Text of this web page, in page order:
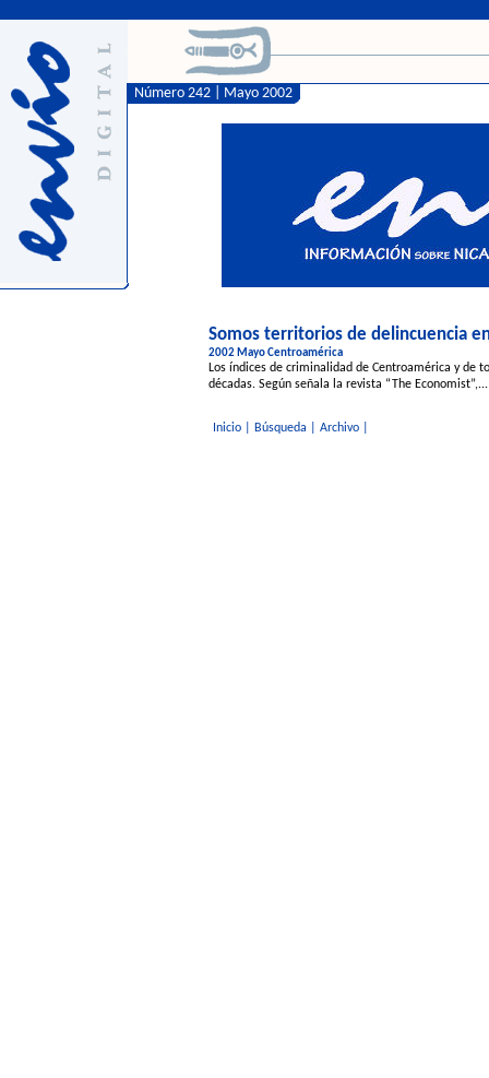
Número 242 | Mayo 2002
Somos territorios de delincuencia
2002 Mayo Centroamérica
Los índices de criminalidad de Centroamérica y de
décadas. Según señala la revista “The Economist”,...
Inicio| Búsqueda Archivo|